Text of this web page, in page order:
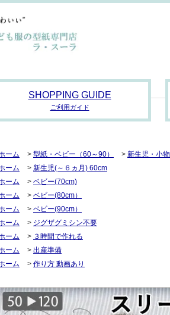
SHOPPING GUIDE
ご利用ガイド
ーム > 型紙・ベビー（60～90） > 新生児・小物
ーム
> 新生児(～６ヵ月) 60cm
ーム
> ベビー(70cm)
ーム
> ベビー(80cm）
ーム
> ベビー(90cm）
ーム
> ジグザグミシン不要
ーム
> ３時間で作れる
ーム
> 出産準備
ーム
> 作り方 動画あり